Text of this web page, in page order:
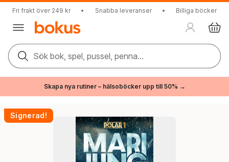
Fri frakt över 249 kr • Snabba leveranser • Billiga böcker
Sök bok, spel, pussel, penna...
Skapa nya rutiner – hälsoböcker upp till 50% →
Signerad!